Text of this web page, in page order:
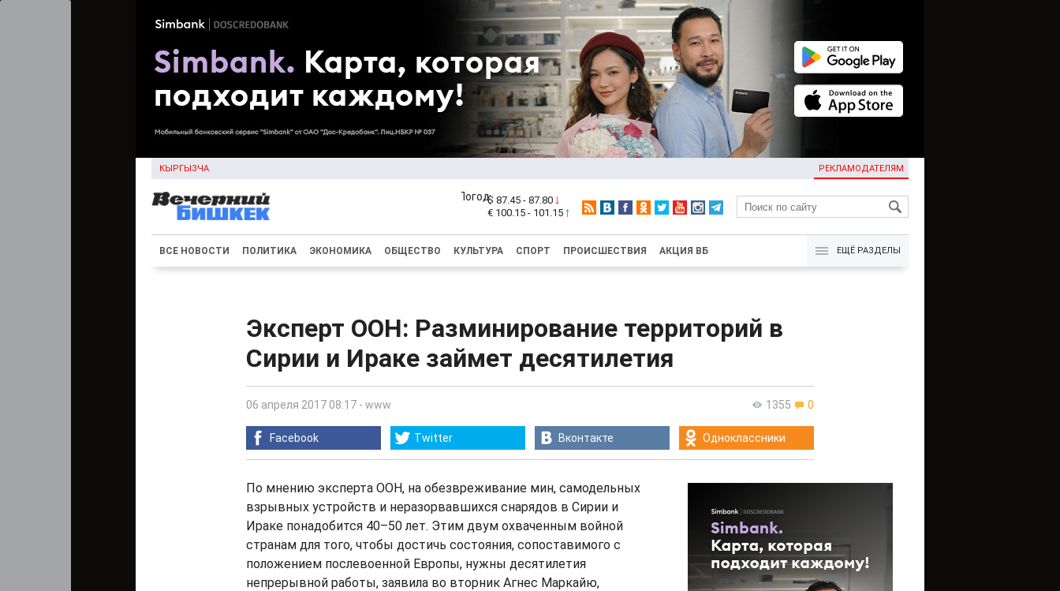
КЫРГЫЗЧА РЕКЛАМОДАТЕЛЯМ
KG
$ 87.45 - 87.80
€ 100.15 - 101.15
ВСЕ НОВОСТИ ПОЛИТИКА ЭКОНОМИКА ОБЩЕСТВО КУЛЬТУРА СПОРТ ПРОИСШЕСТВИЯ АКЦИЯ ВБ ЕЩЁ РАЗДЕЛЫ
Эксперт ООН: Разминирование территорий в
Сирии и Ираке займет десятилетия
1355 0
06 апреля 2017 08:17 - www
Facebook Twitter Вконтакте Одноклассники
По мнению эксперта ООН, на обезвреживание мин, самодельных
взрывных устройств и неразорвавшихся снарядов в Сирии и
Ираке понадобится 40–50 лет. Этим двум охваченным войной
странам для того, чтобы достичь состояния, сопоставимого с
положением послевоенной Европы, нужны десятилетия
непрерывной работы, заявила во вторник Агнес Маркайю,